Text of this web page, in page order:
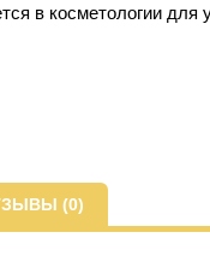
в косметологии для
(0)